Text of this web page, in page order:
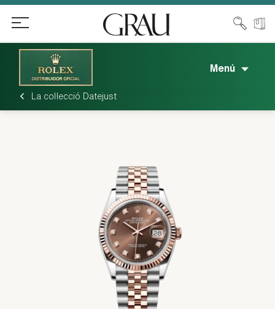
Menú
La col·lecció Datejust